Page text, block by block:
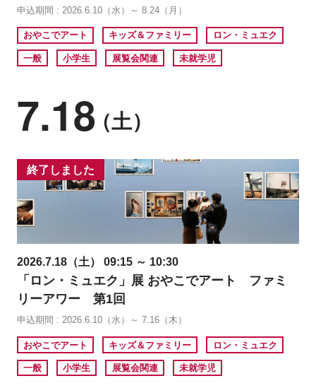
申込期間 : 2026.6.10（水）～ 8.24（月）
おやこでアート キッズ＆ファミリー ロン・ミュエク
一般 小学生 展覧会関連 未就学児
7.18（土）
終了しました
2026.7.18（土） 09:15 ～ 10:30
「ロン・ミュエク」展 おやこでアート ファミ
リーアワー 第1回
申込期間 : 2026.6.10（水）～ 7.16（木）
おやこでアート キッズ＆ファミリー ロン・ミュエク
一般 小学生 展覧会関連 未就学児